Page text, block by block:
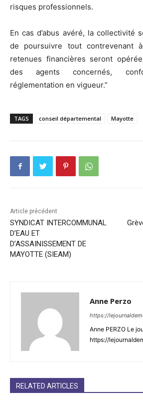
risques professionnels.
En cas d’abus avéré, la collectivité
de poursuivre tout contrevenant
retenues financières seront
des agents concernés,
réglementation en vigueur.”
TAGS conseil départemental Mayotte
Article précédent
SYNDICAT INTERCOMMUNAL
D’EAU ET
D’ASSAINISSEMENT DE
MAYOTTE (SIEAM)
Anne Perzo
https://
Anne PERZO Le
https://
RELATED ARTICLES